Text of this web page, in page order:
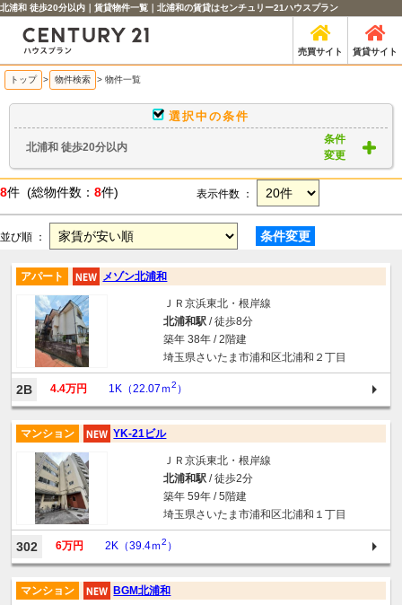
北浦和 徒歩20分以内｜賃貸物件一覧｜北浦和の賃貸はセンチュリー21ハウスプラン
売買サイト 賃貸サイト
トップ > 物件検索 > 物件一覧
選択中の条件
北浦和 徒歩20分以内
条件
変更
8件 (総物件数： 8件) 表示件数 ：
並び順 ： 条件変更
アパート メゾン北浦和
ＪＲ京浜東北・根岸線
北浦和駅/ 徒歩8分
築年 38年 / 2階建
埼玉県さいたま市浦和区北浦和２丁目
2B 4.4万円 1K（22.07ｍ2 ）
マンション YK-21ビル
ＪＲ京浜東北・根岸線
北浦和駅/ 徒歩2分
築年 59年 / 5階建
埼玉県さいたま市浦和区北浦和１丁目
302 6万円 2K（39.4ｍ2 ）
マンション BGM北浦和